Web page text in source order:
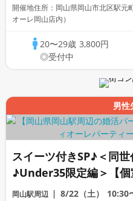
開催地住所：岡山県岡山市北区駅元
オーレ岡山店内）
20〜29歳 3,800円
◎受付中
男性
スイーツ付きSP♪＜同
♪Under35限定編＞【個
ー～真剣な出会い～
岡山駅周辺 8/22（土） 10:30